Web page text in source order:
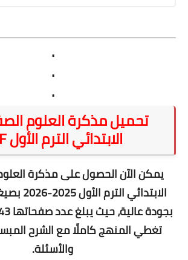
.
.
.
تحميل مذكرة العلوم
الابتدائي الترم الأول PDF
يمكن الآن الحصول علىمذكرة
الابتدائي الترم الأول 2025-2026
بجودة عالية، حيث يبلغ عدد صفحاتها
تغطي المنهج كاملًا مع الشرح
والأسئلة.